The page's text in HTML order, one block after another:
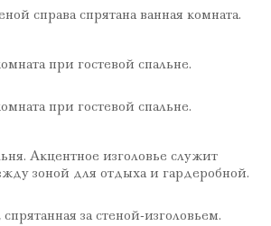
справа спрятана ванная комната.
при гостевой спальне.
при гостевой спальне.
Акцентное изголовье служит
зоной для отдыха и гардеробной.
за стеной-изголовьем.